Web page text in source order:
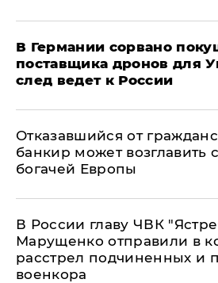
​В Германии сорвано
поставщика дронов для
след ведет к России
Отказавшийся от
банкир может возглавить
богачей Европы
В России главу ЧВК
Марущенко отправили в
расстрел подчиненных и
военкора